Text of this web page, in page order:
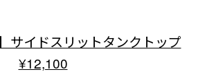
サイドスリットタンクトップ
¥12,100